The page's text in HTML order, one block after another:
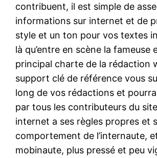
contribuent, il est simple de
informations sur internet et de
style et un ton pour vos textes
là qu’entre en scène la fameuse
principal charte de la rédaction
support clé de référence vous
long de vos rédactions et
par tous les contributeurs du
internet a ses règles propres et
comportement de l’internaute,
mobinaute, plus pressé et peu